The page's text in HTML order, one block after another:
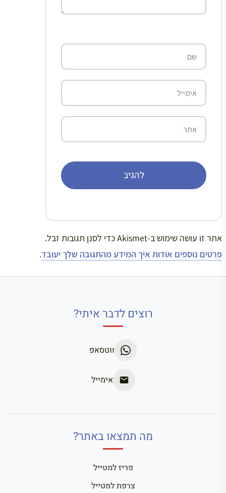
שם
אימייל
אתר
אתר זו עושה שימוש ב-Akismet כדי לסנן תגובות זבל.
פרטים נוספים אודות איך המידע מהתגובה שלך יעובד.
רוצים לדבר איתי?
ווטסאפ
אימייל
מה תמצאו באתר?
פריז למטייל
צרפת למטייל